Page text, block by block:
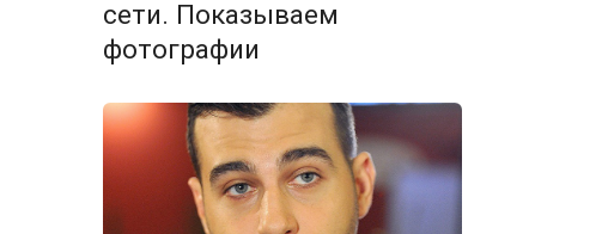
сети. Показываем
фотографии